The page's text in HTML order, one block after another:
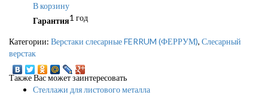
В корзину
Гарантия1 год
Категории: Верстаки слесарные FERRUM (ФЕРРУМ), Слесарный
верстак
Также Вас может заинтересовать
Стеллажи для листового металла